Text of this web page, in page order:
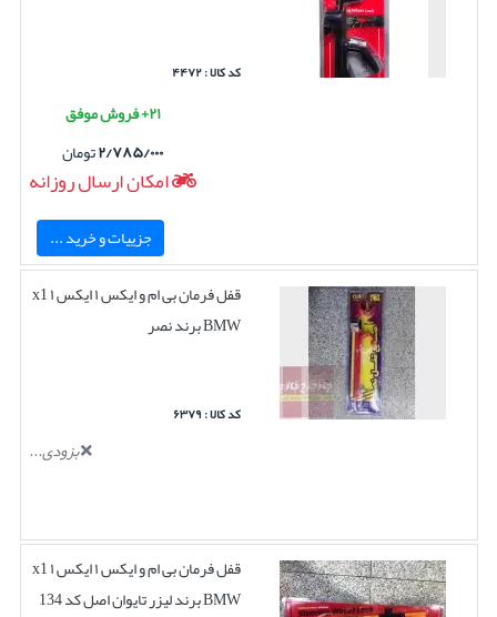
کد کالا : ۴۴۷۲
۲۱+ فروش موفق
۲/۷۸۵/۰۰۰تومان
امکان ارسال روزانه
جزییات و خرید ...
قفل فرمان بی ام و ایکس ۱ ایکس ۱ x1
BMW برند نصر
کد کالا : ۶۳۷۹
بزودی...
قفل فرمان بی ام و ایکس ۱ ایکس ۱ x1
BMW برند لیزر تایوان اصل کد 134